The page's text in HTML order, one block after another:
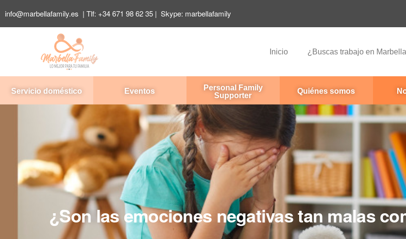
info@marbellafamily.es | Tlf: +34 671 98 62 35 | Skype: marbellafamily
Inicio ¿Buscas trabajo en
Servicio doméstico Eventos
Personal Family
Supporter
Quiénes somos
¿Son las emociones negativas tan malas